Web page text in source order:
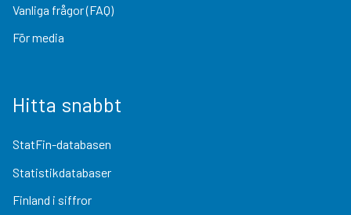
Vanliga frågor (FAQ)
För media
Hitta snabbt
StatFin-databasen
Statistikdatabaser
Finland i siffror